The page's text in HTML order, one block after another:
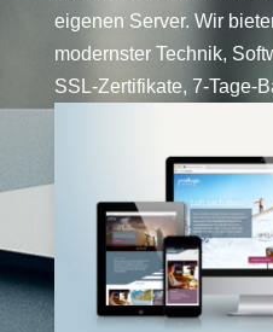
eigenen Server. Wir
modernster Technik,
SSL-Zertifikate, 7-Tage-